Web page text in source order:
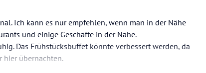
Ich kann es nur empfehlen, wenn man in der Nähe
und einige Geschäfte in der Nähe.
Das Frühstücksbuffet könnte verbessert werden, da
hier übernachten.